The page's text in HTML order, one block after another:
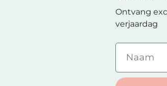
Ontvang
verjaardag